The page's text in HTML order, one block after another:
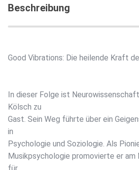
Beschreibung
Good Vibrations: Die heilende Kraft
In dieser Folge ist
Kölsch zu
Gast. Sein Weg führte über ein
in
Psychologie und Soziologie. Als
Musikpsychologie promovierte er